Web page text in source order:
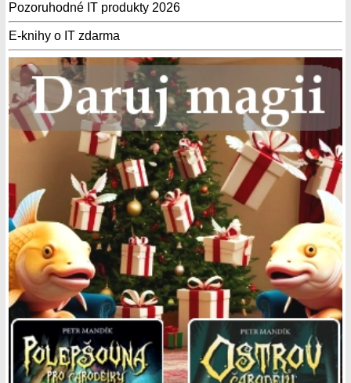
Pozoruhodné IT produkty 2026
E-knihy o IT zdarma